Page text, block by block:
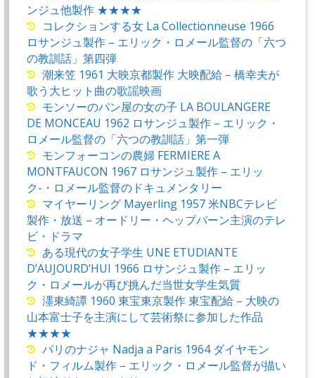
ンジュ他製作 ★★★★
コレクションする女 La Collectionneuse 1966
ロサンジュ製作 – エリック・ロメール監督の「六つ
の教訓話」第四弾
潮来笠 1961 大映京都製作 大映配給 – 橋幸夫が
歌う大ヒット曲の歌謡映画
モンソーのパン屋の女の子 LA BOULANGERE
DE MONCEAU 1962 ロサンジュ製作 – エリック・
ロメール監督の「六つの教訓話」第一弾
モンフォーコンの農婦 FERMIERE A
MONTFAUCON 1967 ロサンジュ製作 – エリッ
ク-・ロメール監督のドキュメンタリー
マイヤーリング Mayerling 1957 米NBCテレビ
製作・放送 – オードリー・ヘップバーン主演のテレ
ビ・ドラマ
ある現代の女子学生 UNE ETUDIANTE
D’AUJOURD’HUI 1966 ロサンジュ製作 – エリッ
ク・ロメールが再び挑んだ当世女学生気質
濹東綺譚 1960 東宝東京製作 東宝配給 – 大映の
山本富士子を主演にして芸術祭に参加した作品
★★★★
パリのナジャ Nadja a Paris 1964 ダイヤモン
ド・フィルム製作 – エリック・ロメール監督が描い